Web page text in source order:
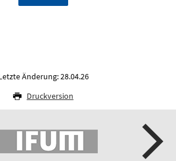
Änderung: 28.04.26
Druckversion